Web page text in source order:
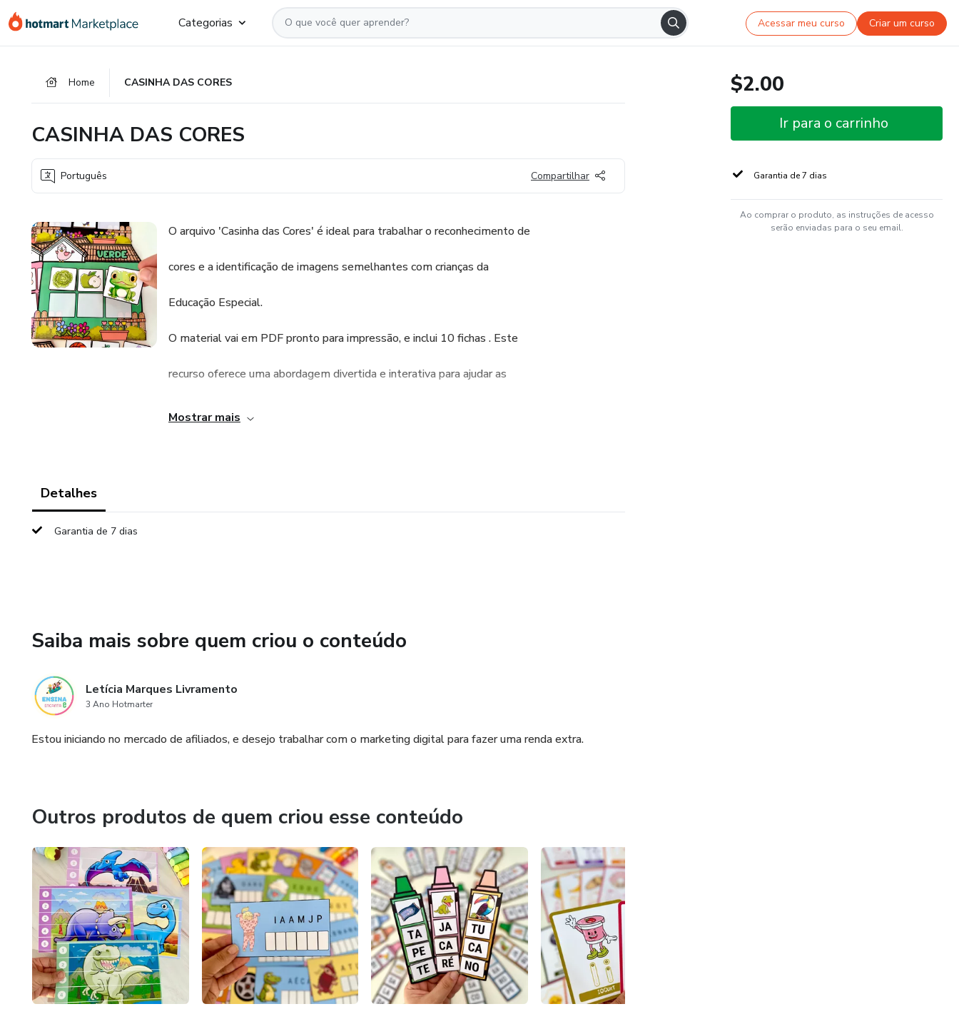
para
para
para
Categorias Acessar meu curso Criar um curso
Home CASINHA DAS CORES
CASINHA DAS CORES
Português Compartilhar
O arquivo 'Casinha das Cores' é ideal para trabalhar o reconhecimento de
cores e a identificação de imagens semelhantes com crianças da
Educação Especial.
O material vai em PDF pronto para impressão, e inclui 10 fichas . Este
recurso oferece uma abordagem divertida e interativa para ajudar as
crianças a desenvolverem suas habilidades visuais e cognitivas,
coordenação motora fina e a capacidade de seguir instruções, tornando
Reconhecimento de Cores
Pareamento e Associação
Desenvolvimento Sensorial
Estímulo Visual
Exploração Tátil
Desenvolvimento da Linguagem
Mostrar mais
Detalhes
Garantia de 7 dias
Saiba mais sobre quem criou o conteúdo
Letícia Marques Livramento
3 Ano Hotmarter
Estou iniciando no mercado de afiliados, e desejo trabalhar com o marketing digital para fazer uma renda extra.
Outros produtos de quem criou esse conteúdo
$2.00
Ir para o carrinho
Garantia de 7 dias
Ao comprar o produto, as instruções de acesso
serão enviadas para o seu email.